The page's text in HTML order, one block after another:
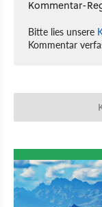
Kommentar-
Bitte lies unsere
Kommentar